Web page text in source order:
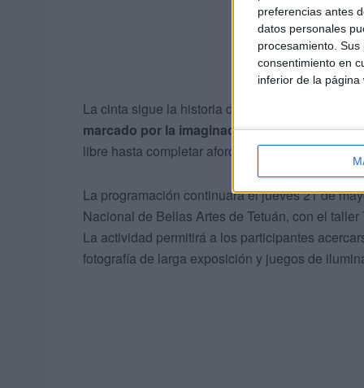
preferencias antes
datos personales
procesamiento.
consentimiento en
inferior de la página
La cinta sigue la historia de una directora de
marcado por la imaginacióny la reflexión
libre hasta completar aforo.
La programación continuará el jueves 21 de
Nacional de Bellas Artes de Tetuán, con el
La actividad permitirá a los participantes
fotografía de larga exposición y juegos de